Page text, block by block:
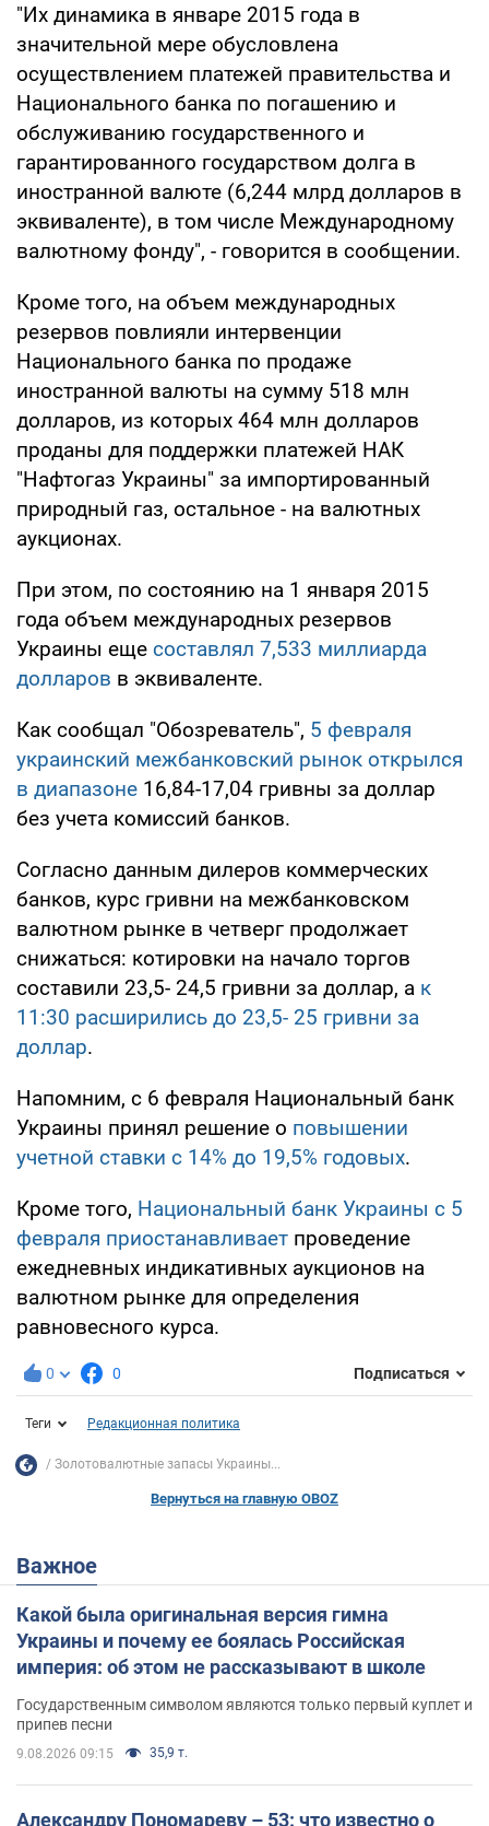
"Их динамика в январе 2015 года в
значительной мере обусловлена
осуществлением платежей правительства и
Национального банка по погашению и
обслуживанию государственного и
гарантированного государством долга в
иностранной валюте (6,244 млрд долларов в
эквиваленте), в том числе Международному
валютному фонду", - говорится в сообщении.
Кроме того, на объем международных
резервов повлияли интервенции
Национального банка по продаже
иностранной валюты на сумму 518 млн
долларов, из которых 464 млн долларов
проданы для поддержки платежей НАК
"Нафтогаз Украины" за импортированный
природный газ, остальное - на валютных
аукционах.
При этом, по состоянию на 1 января 2015
года объем международных резервов
Украины еще составлял 7,533 миллиарда
долларов в эквиваленте.
Как сообщал "Обозреватель", 5 февраля
украинский межбанковский рынок открылся
в диапазоне 16,84-17,04 гривны за доллар
без учета комиссий банков.
Согласно данным дилеров коммерческих
банков, курс гривни на межбанковском
валютном рынке в четверг продолжает
снижаться: котировки на начало торгов
составили 23,5- 24,5 гривни за доллар, а к
11:30 расширились до 23,5- 25 гривни за
доллар.
Напомним, с 6 февраля Национальный банк
Украины принял решение о повышении
учетной ставки с 14% до 19,5% годовых.
Кроме того, Национальный банк Украины с 5
февраля приостанавливает проведение
ежедневных индикативных аукционов на
валютном рынке для определения
равновесного курса.
0 0 Подписаться
Теги Редакционная политика
Золотовалютные запасы Украины...
Вернуться на главную OBOZ
Важное
Какой была оригинальная версия гимна
Украины и почему ее боялась Российская
империя: об этом не рассказывают в школе
Государственным символом являются только первый куплет и
припев песни
9.08.2026 09:15 35,9 т.
Александру Пономареву – 53: что известно о